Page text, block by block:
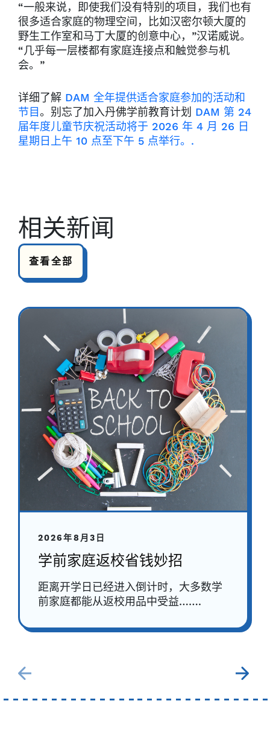
“一般来说，即使我们没有特别的项目，我们也有
很多适合家庭的物理空间，比如汉密尔顿大厦的
野生工作室和马丁大厦的创意中心，”汉诺威说。
“几乎每一层楼都有家庭连接点和触觉参与机
会。”
详细了解 DAM 全年提供适合家庭参加的活动和
节目。别忘了加入丹佛学前教育计划 DAM 第 24
届年度儿童节庆祝活动将于 2026 年 4 月 26 日
星期日上午 10 点至下午 5 点举行。.
相关新闻
查看全部
2026年8月3日
学前家庭返校省钱妙招
距离开学日已经进入倒计时，大多数学
前家庭都能从返校用品中受益…….